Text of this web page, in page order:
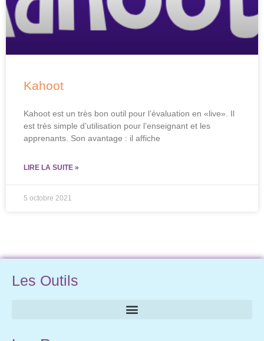
Kahoot
Kahoot est un très bon outil pour l’évaluation en «live». Il
est très simple d’utilisation pour l’enseignant et les
apprenants. Son avantage : il affiche
LIRE LA SUITE »
5 octobre 2021
Les Outils